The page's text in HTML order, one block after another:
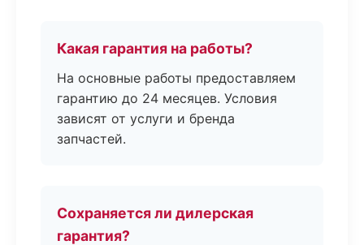
Какая гарантия на работы?
На основные работы предоставляем
гарантию до 24 месяцев. Условия
зависят от услуги и бренда
запчастей.
Сохраняется ли дилерская
гарантия?